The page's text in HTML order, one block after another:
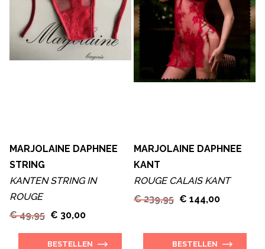
MARJOLAINE DAPHNEE
STRING
KANTEN STRING IN
ROUGE
€ 49,95 € 30,00
BESTELLEN
MARJOLAINE DAPHNEE
KANT
ROUGE CALAIS KANT
€ 239,95 € 144,00
BESTELLEN